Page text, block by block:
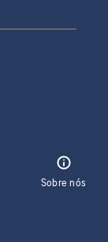
Sobre nós